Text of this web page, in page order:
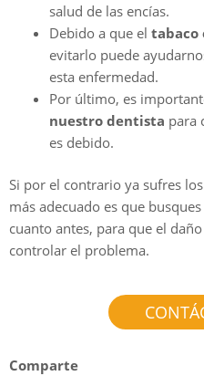
salud de las encías.
Debido a que el tabaco
evitarlo puede
esta enfermedad.
Por último, es
nuestro dentista para
es debido.
Si por el contrario ya sufres
más adecuado es que busques
cuanto antes, para que el
controlar el problema.
Comparte